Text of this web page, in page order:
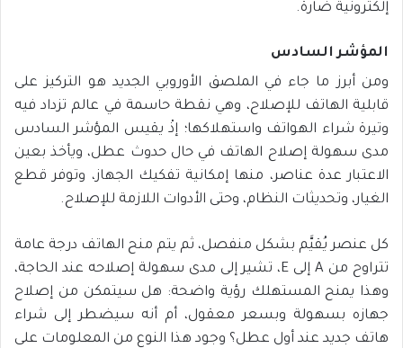
إلكترونية ضارة.
المؤشر السادس
ومن أبرز ما جاء في الملصق الأوروبي الجديد هو التركيز على
قابلية الهاتف للإصلاح، وهي نقطة حاسمة في عالم تزداد فيه
وتيرة شراء الهواتف واستهلاكها؛ إذْ يقيس المؤشر السادس
مدى سهولة إصلاح الهاتف في حال حدوث عطل، ويأخذ بعين
الاعتبار عدة عناصر، منها إمكانية تفكيك الجهاز، وتوفر قطع
الغيار، وتحديثات النظام، وحتى الأدوات اللازمة للإصلاح.
كل عنصر يُقيَّم بشكل منفصل، ثم يتم منح الهاتف درجة عامة
تتراوح من A إلى E، تشير إلى مدى سهولة إصلاحه عند الحاجة،
وهذا يمنح المستهلك رؤية واضحة: هل سيتمكن من إصلاح
جهازه بسهولة وبسعر معقول، أم أنه سيضطر إلى شراء
هاتف جديد عند أول عطل؟ وجود هذا النوع من المعلومات على